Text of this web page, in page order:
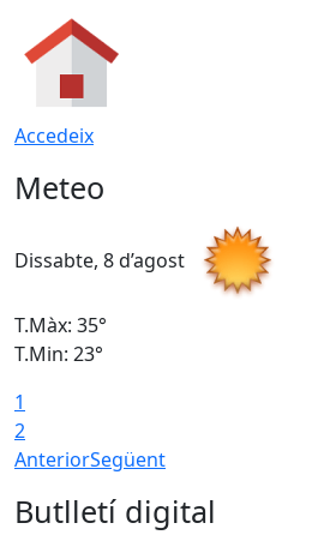
Accedeix
Meteo
Dissabte, 8 d’agost
T.Màx: 35°
T.Min: 23°
1
2
AnteriorSegüent
Butlletí digital